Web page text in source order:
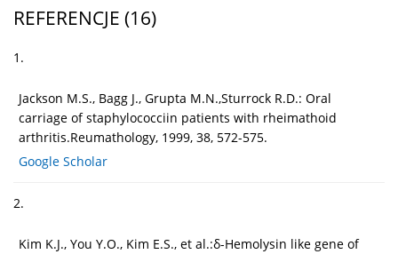
REFERENCJE (16)
1.
Jackson M.S., Bagg J., Grupta M.N.,Sturrock R.D.: Oral
carriage of staphylococciin patients with rheimathoid
arthritis.Reumathology, 1999, 38, 572-575.
Google Scholar
2.
Kim K.J., You Y.O., Kim E.S., et al.:δ-Hemolysin like gene of